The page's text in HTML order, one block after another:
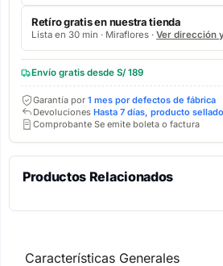
Retíro gratis en nuestra tienda
Lista en 30 min · Miraflores · Ver dirección
Envío gratis desde S/ 189
Garantía por 1 mes por defectos de fábrica
Devoluciones Hasta 7 días, producto
Comprobante Se emite boleta o factura
Productos Relacionados
Características Generales